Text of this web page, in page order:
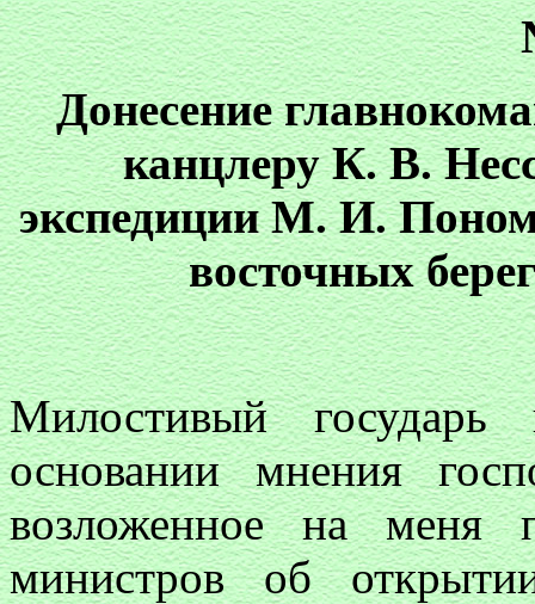
Донесение
канцлеру К. В.
экспедиции М. И.
восточных
Милостивый
основании мнения
возложенное на меня
министров об